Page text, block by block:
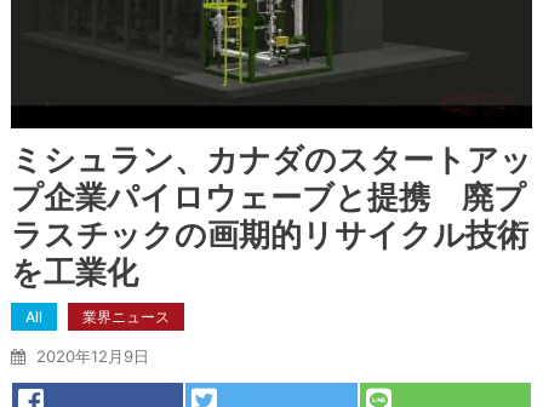
ミシュラン、カナダのスタートアッ
プ企業パイロウェーブと提携 廃プ
ラスチックの画期的リサイクル技術
を工業化
All 業界ニュース
2020年12月9日